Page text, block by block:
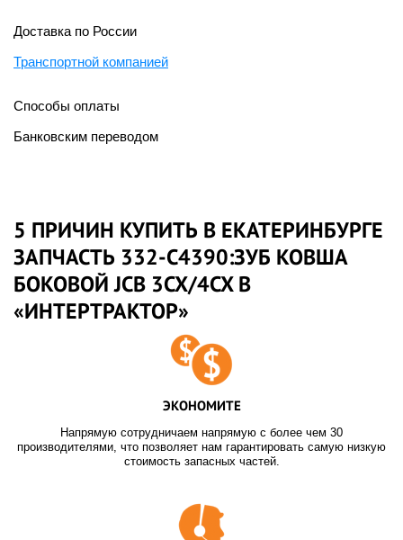
Доставка по России
Транспортной компанией
Способы оплаты
Банковским переводом
5 ПРИЧИН КУПИТЬ В ЕКАТЕРИНБУРГЕ
ЗАПЧАСТЬ 332-C4390:ЗУБ КОВША
БОКОВОЙ JCB 3CX/4CX В
«ИНТЕРТРАКТОР»
ЭКОНОМИТЕ
Напрямую сотрудничаем напрямую с более чем 30
производителями, что позволяет нам гарантировать самую низкую
стоимость запасных частей.